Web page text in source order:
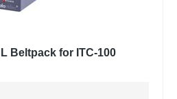
Beltpack for ITC-100